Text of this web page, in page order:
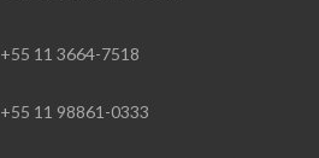
+55 11 3664-7518
+55 11 98861-0333